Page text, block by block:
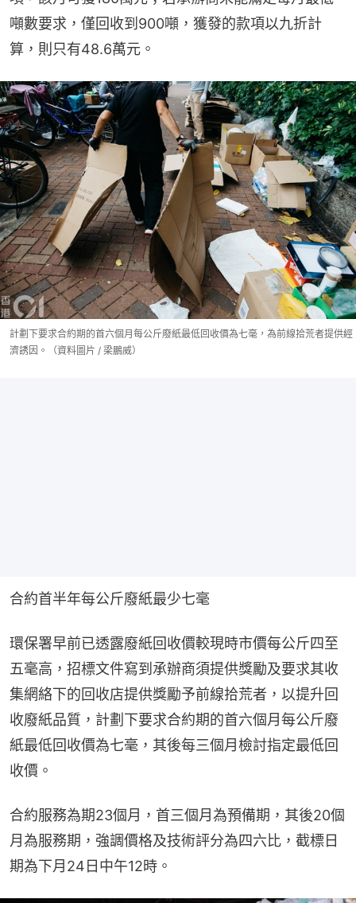
噸數要求，僅回收到900噸，獲發的款項以九折計
算，則只有48.6萬元。
計劃下要求合約期的首六個月每公斤廢紙最低回收價為七毫，為前線拾荒者提供經
濟誘因。（資料圖片 / 梁鵬威）
合約首半年每公斤廢紙最少七毫
環保署早前已透露廢紙回收價較現時市價每公斤四至
五毫高，招標文件寫到承辦商須提供獎勵及要求其收
集網絡下的回收店提供獎勵予前線拾荒者，以提升回
收廢紙品質，計劃下要求合約期的首六個月每公斤廢
紙最低回收價為七毫，其後每三個月檢討指定最低回
收價。
合約服務為期23個月，首三個月為預備期，其後20個
月為服務期，強調價格及技術評分為四六比，截標日
期為下月24日中午12時。